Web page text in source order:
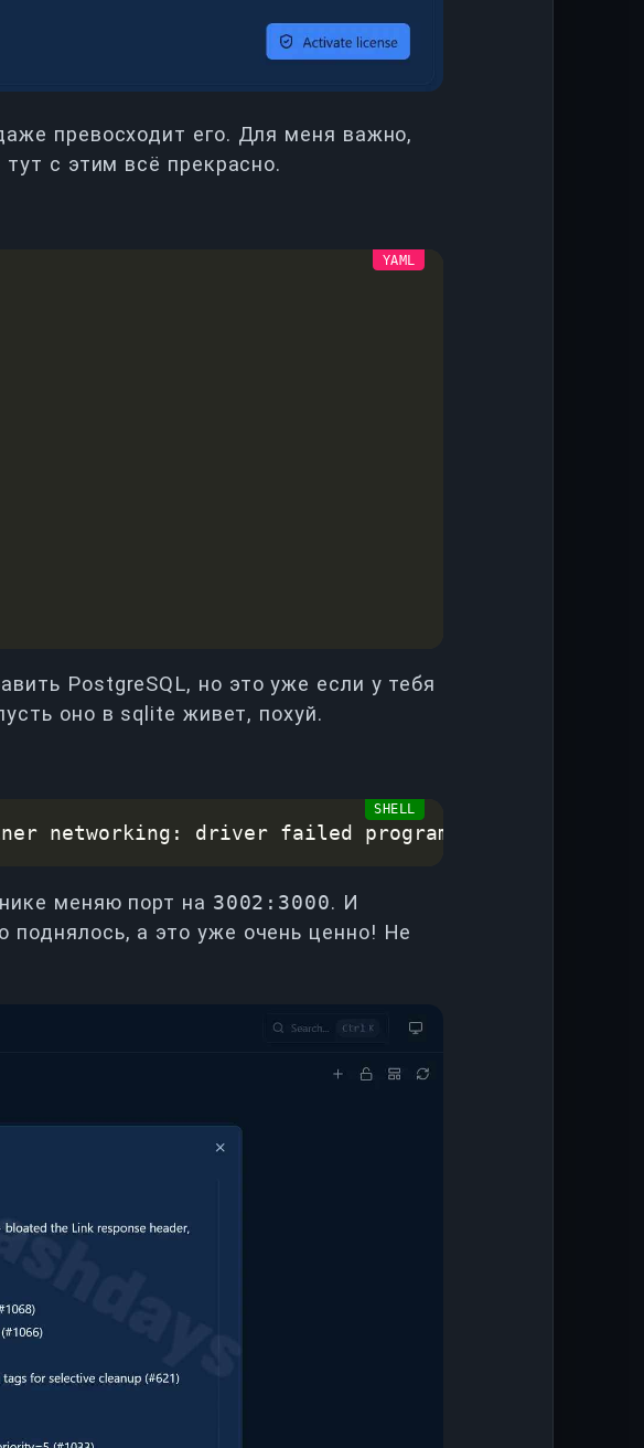
превосходит его. Для меня важно,
с этим всё прекрасно.
PostgreSQL, но это уже если у тебя
оно в sqlite живет, похуй.
networking: driver failed programming external
меняю порт на 3002:3000. И
поднялось, а это уже очень ценно! Не